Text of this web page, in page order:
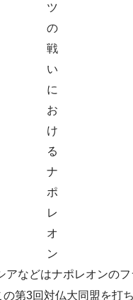
ツ
の
戦
い
に
お
け
る
ナ
ポ
レ
オ
ン
などはナポレオンの
第3回対仏大同盟を打